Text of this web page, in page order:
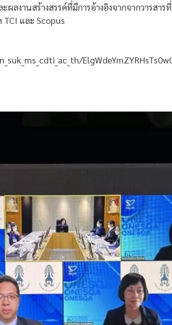
ผลงานสร้างสรรค์ที่มีการอ้างอิงจากจากวารส
และ Scopus